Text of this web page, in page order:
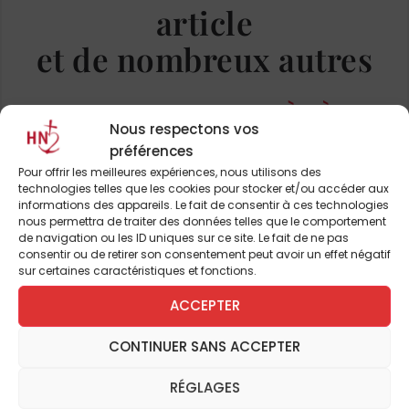
Nous respectons vos
préférences
Pour offrir les meilleures expériences, nous utilisons des
technologies telles que les cookies pour stocker et/ou accéder aux
informations des appareils. Le fait de consentir à ces technologies
nous permettra de traiter des données telles que le comportement
de navigation ou les ID uniques sur ce site. Le fait de ne pas
consentir ou de retirer son consentement peut avoir un effet négatif
sur certaines caractéristiques et fonctions.
ACCEPTER
CONTINUER SANS ACCEPTER
RÉGLAGES
par le soutien de l’Angleterre. Aussi, pour
permettre aux paysans de continuer à
travailler la terre de son bienfaiteur, Pierre
s’engage à leur place dans les armées du
roi. Enrôlé dans le célèbre régiment de
Champagne, le voilà sur
assiégée par la flotte anglaise. Et malgré la
vaillance des défenseurs, le siège s’éternise
dramatiquement. Comment prévenir le roi
de cette situation tragique et obtenir les
secours nécessaires ? Pierre propose alors
une idée qui semble insensée : traverser les
jusqu’à la côte ! Cette histoire incroyable est
maîtrisée au riche vocabulaire, au style
article
et de nombreux autres
ABONNEZ-VOUS DÈS À
PRÉSENT
JE M'ABONNE